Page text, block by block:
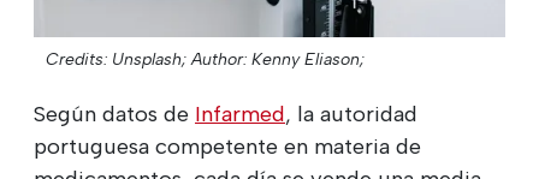
Credits: Unsplash; Author: Kenny Eliason;
Según datos de Infarmed, la autoridad
portuguesa competente en materia de